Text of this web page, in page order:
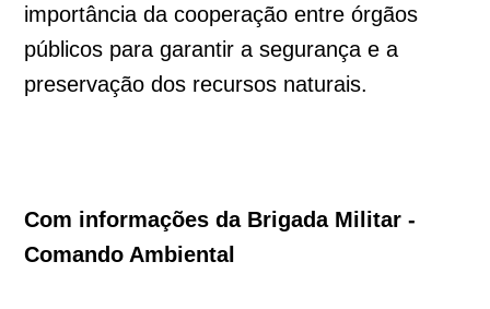
importância da cooperação entre órgãos
públicos para garantir a segurança e a
preservação dos recursos naturais.
Com informações da Brigada Militar -
Comando Ambiental